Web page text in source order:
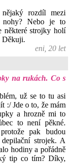
rozdíl mezi
nohy? Nebo je to
některé strojky holí
Děkuji.
eni, 20 let
na rukách. Co s
už se to tu asi
:/ Jde o to, že mám
a hrozně mi to
to není pěkné.
pak budou
strojek. A
hodiny a pořádně
tip co tím? Díky,